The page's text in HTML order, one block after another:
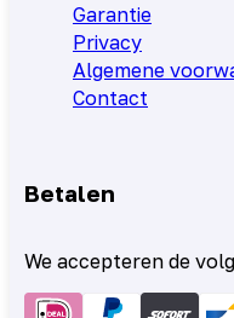
Garantie
Privacy
Algemene
Contact
Betalen
We accepteren de